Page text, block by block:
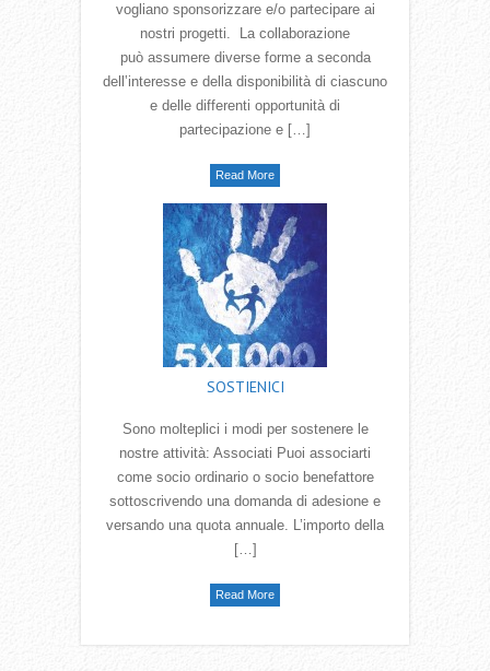
vogliano sponsorizzare e/o partecipare ai
nostri progetti. La collaborazione
può assumere diverse forme a seconda
dell‛interesse e della disponibilità di ciascuno
e delle differenti opportunità di
partecipazione e […]
Read More
SOSTIENICI
Sono molteplici i modi per sostenere le
nostre attività: Associati Puoi associarti
come socio ordinario o socio benefattore
sottoscrivendo una domanda di adesione e
versando una quota annuale. L’importo della
[…]
Read More